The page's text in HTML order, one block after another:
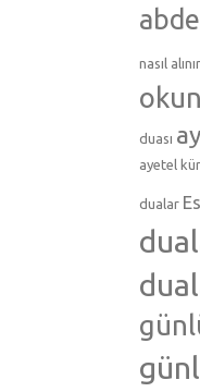
nasıl alınır
duası
ayetel
dualar